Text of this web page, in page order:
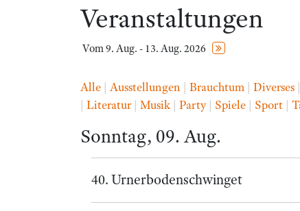
Veranstaltungen
Vom 9. Aug. - 13. Aug. 2026
Alle | Ausstellungen | Brauchtum | Diverses |
| Literatur| Musik | Party| Spiele | Sport |
Sonntag, 09. Aug.
40. Urnerbodenschwinget